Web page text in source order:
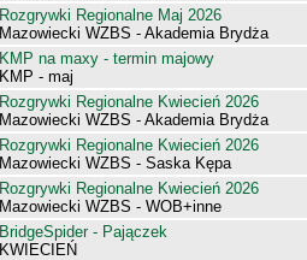
Rozgrywki Regionalne Maj 2026
Mazowiecki WZBS - Akademia Brydża
KMP na maxy - termin majowy
KMP - maj
Rozgrywki Regionalne Kwiecień 2026
Mazowiecki WZBS - Akademia Brydża
Rozgrywki Regionalne Kwiecień 2026
Mazowiecki WZBS - Saska Kępa
Rozgrywki Regionalne Kwiecień 2026
Mazowiecki WZBS - WOB+inne
BridgeSpider - Pajączek
KWIECIEŃ